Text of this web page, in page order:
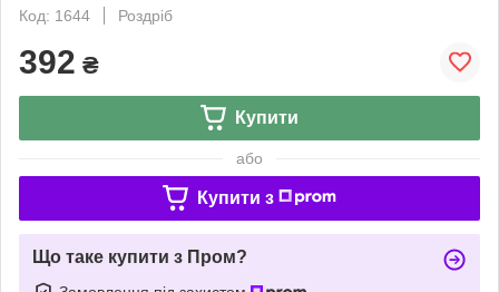
Код: 1644
Роздріб
392 ₴
Купити
або
Купити з
Що таке купити з Пром?